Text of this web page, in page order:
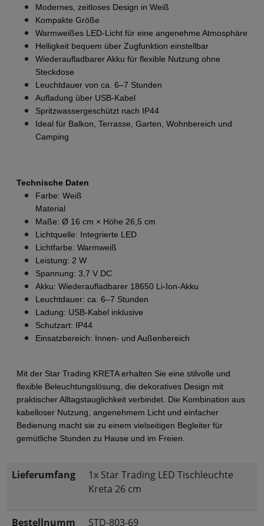
Modernes, zeitloses Design in Weiß
Kompakte Größe
Warmweißes LED-Licht für eine angenehme Atmosphäre
Helligkeit bequem über Zugfunktion einstellbar
Wiederaufladbarer Akku für flexible Nutzung ohne
Steckdose
Leuchtdauer von ca. 6–7 Stunden
Aufladung über USB-Kabel
Spritzwassergeschützt nach IP44
Ideal für Balkon, Terrasse, Garten, Wohnbereich und
Camping
Technische Daten
Farbe: Weiß
Material
Maße: Ø 16 cm × Höhe 26,5 cm
Lichtquelle: Integrierte LED
Lichtfarbe: Warmweiß
Leistung: 2 W
Spannung: 3,7 V DC
Akku: Wiederaufladbarer 18650 Li-Ion-Akku
Leuchtdauer: ca. 6–7 Stunden
Ladung: USB-Kabel inklusive
Schutzart: IP44
Einsatzbereich: Innen- und Außenbereich
Mit der Star Trading KRETA erhalten Sie eine stilvolle und
flexible Beleuchtungslösung, die dekoratives Design mit
praktischer Alltagstauglichkeit verbindet. Die Kombination aus
kabelloser Nutzung, angenehmem Licht und einfacher
Bedienung macht sie zu einem vielseitigen Begleiter für
gemütliche Stunden zu Hause und im Freien.
Lieferumfang
1x Star Trading LED Tischleuchte
Kreta 26 cm
Bestellnumm STD-803-69